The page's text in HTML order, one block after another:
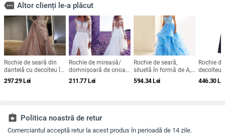
more Altor clienți le-a plăcut
Rochie de seară din
dantelă cu decolteu în
V, mâneci lungi, talie
înaltă, croială prințesă,
297.29Lei
Rochie de mireasă/
domnișoară de onoare
din dantelă, mâneci
lungi, decolteu adânc
211.77Lei
Rochie de seară,
siluetă în formă de A,
bretele subțiri tip
spaghetti, fără mâneci,
594.34Lei
Rochie
decolteu
lungă,
446.30Lei
assignment_return Politica noastră de retur
Comerciantul acceptă retur la acest produs în perioadă de 14 zile.